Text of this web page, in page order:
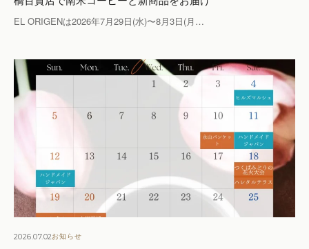
EL ORIGENは2026年7月29日(水)〜8月3日(月…
2026.07.02お知らせ